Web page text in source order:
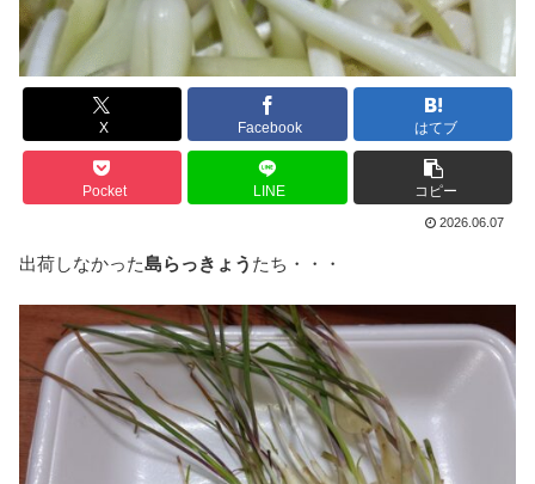
X Facebook はてブ
Pocket LINE コピー
2026.06.07
出荷しなかった島らっきょう たち・・・